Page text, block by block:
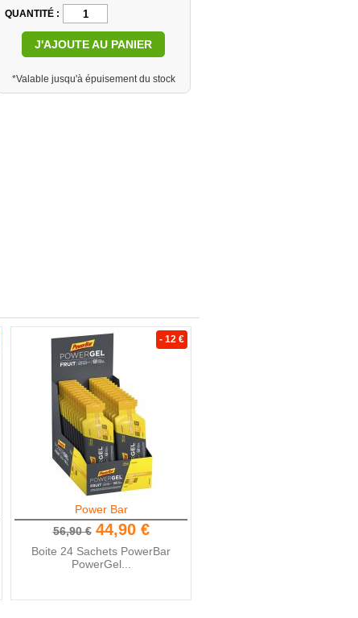
QUANTITÉ
J'AJOUTE AU PANIER
*Valable jusqu'à épuisement du stock
- 12 €
Power Bar
56,90 € 44,90 €
Boite 24 Sachets PowerBar
PowerGel...